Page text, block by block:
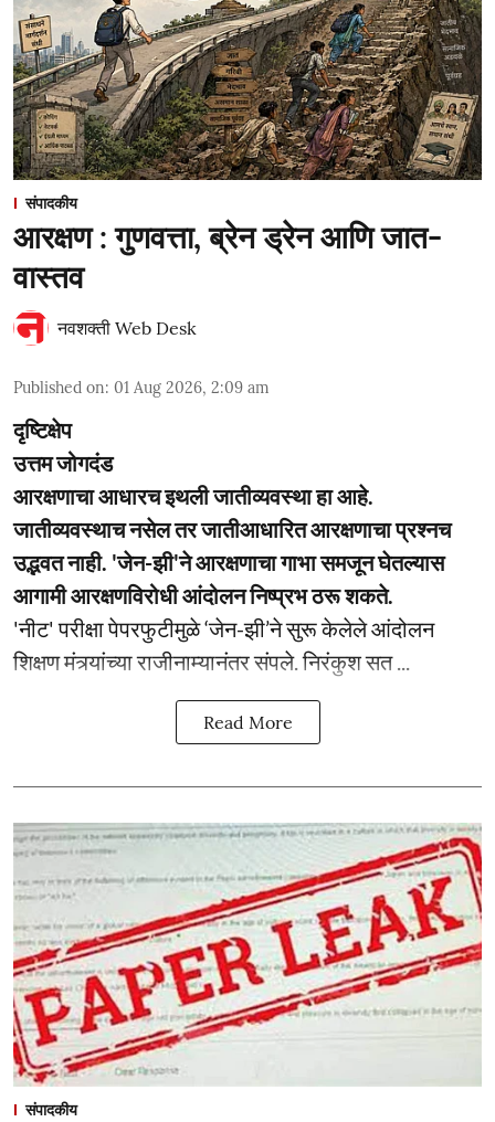
संपादकीय
आरक्षण : गुणवत्ता, ब्रेन ड्रेन आणि जात-
वास्तव
नवशक्ती Web Desk
Published on: 01 Aug 2026, 2:09 am
दृष्टिक्षेप
उत्तम जोगदंड
आरक्षणाचा आधारच इथली जातीव्यवस्था हा आहे.
जातीव्यवस्थाच नसेल तर जातीआधारित आरक्षणाचा प्रश्नच
उद्भवत नाही. 'जेन-झी'ने आरक्षणाचा गाभा समजून घेतल्यास
आगामी आरक्षणविरोधी आंदोलन निष्प्रभ ठरू शकते.
'नीट' परीक्षा पेपरफुटीमुळे ‘जेन-झी’ने सुरू केलेले आंदोलन
शिक्षण मंत्र्यांच्या राजीनाम्यानंतर संपले. निरंकुश सत ...
Read More
संपादकीय